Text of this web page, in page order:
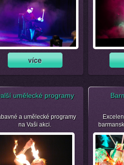
umělecké programy
a umělecké programy
na Vaši akci.